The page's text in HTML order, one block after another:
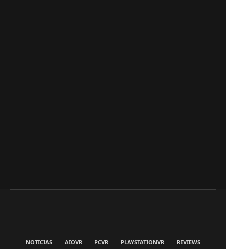
NOTICIAS AIOVR PCVR PLAYSTATIONVR REVIEWS